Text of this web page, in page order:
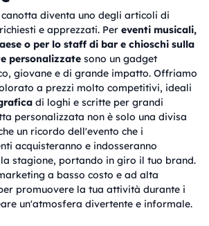
diventa uno degli articoli di
e apprezzati. Per eventi musicali,
o per lo staff di bar e chioschi sulla
personalizzate sono un gadget
giovane e di grande impatto. Offriamo
a prezzi molto competitivi, ideali
di loghi e scritte per grandi
personalizzata non è solo una divisa
un ricordo dell'evento che i
acquisteranno e indosseranno
stagione, portando in giro il tuo brand.
a basso costo e ad alta
promuovere la tua attività durante i
un'atmosfera divertente e informale.